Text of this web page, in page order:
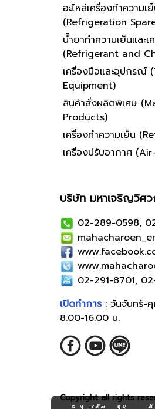
อะไหล่เครื่องทำความเ
(Refrigeration
น้ำยาทำความเย็นและ
(Refrigerant and
เครื่องมือและอุปกรณ์
Equipment)
สินค้าสั่งผลิตพิเศษ
Products)
เครื่องทำความเย็น
เครื่องปรับอากาศ
บริษัท มหาเจริญวิศ
02-289-0598,
02-291-8701,
เปิดทำการ: วันจันทร์-ศุ
8.00-16.00 น.
Copyright all rights